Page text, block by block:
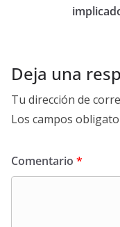
Deja una
Tu dirección de
Los campos
Comentario *